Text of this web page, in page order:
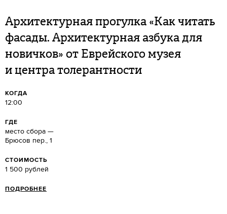
Архитектурная прогулка «Как читать
фасады. Архитектурная азбука для
новичков» от Еврейского музея
и центра толерантности
КОГДА
12:00
ГДЕ
место сбора —
Брюсов пер., 1
СТОИМОСТЬ
1 500 рублей
ПОДРОБНЕЕ